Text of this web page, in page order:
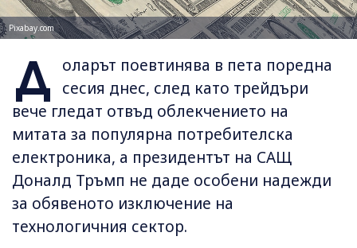
Pixabay.com
Д
оларът поевтинява в пета поредна
сесия днес, след като трейдъри
вече гледат отвъд облекчението на
митата за популярна потребителска
електроника, а президентът на САЩ
Доналд Тръмп не даде особени надежди
за обявеното изключение на
технологичния сектор.